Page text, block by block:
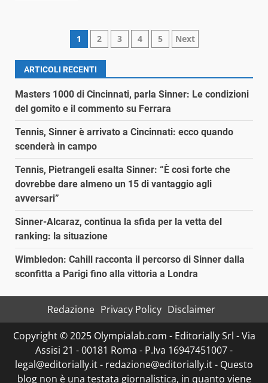
Paginazione
degli
articoli
1 2 3 4 5 Next
ARTICOLI RECENTI
Masters 1000 di Cincinnati, parla Sinner: Le condizioni
del gomito e il commento su Ferrara
Tennis, Sinner è arrivato a Cincinnati: ecco quando
scenderà in campo
Tennis, Pietrangeli esalta Sinner: “È così forte che
dovrebbe dare almeno un 15 di vantaggio agli
avversari”
Sinner-Alcaraz, continua la sfida per la vetta del
ranking: la situazione
Wimbledon: Cahill racconta il percorso di Sinner dalla
sconfitta a Parigi fino alla vittoria a Londra
Redazione Privacy Policy Disclaimer
Copyright © 2025 Olympialab.com - Editorially Srl - Via
Assisi 21 - 00181 Roma - P.Iva 16947451007 -
legal@editorially.it - redazione@editorially.it - Questo
blog non è una testata giornalistica, in quanto viene